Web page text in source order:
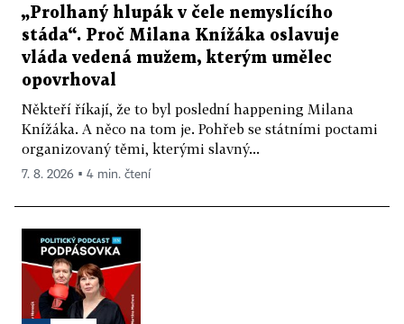
„Prolhaný hlupák v čele nemyslícího
stáda“. Proč Milana Knížáka oslavuje
vláda vedená mužem, kterým umělec
opovrhoval
Někteří říkají, že to byl poslední happening Milana
Knížáka. A něco na tom je. Pohřeb se státními poctami
organizovaný těmi, kterými slavný...
7. 8. 2026 ▪ 4 min. čtení